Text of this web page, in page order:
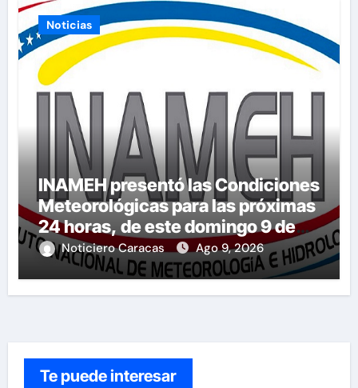
Noticias
INAMEH presentó las Condiciones
Meteorológicas para las próximas
24 horas, de este domingo 9 de
agosto 2026
Noticiero Caracas Ago 9, 2026
Te puede interesar